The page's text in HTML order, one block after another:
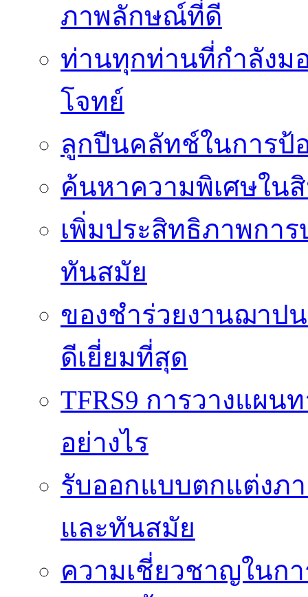
ภาพลักษณ์ที่ดี
ท่านทุกท่านที่กำลังม
โจทย์
ลูกปืนคลัทช์ในการป้
ค้นหาความพิเศษใน
เพิ่มประสิทธิภาพกา
ทันสมัย
ของชำร่วยงานฌาป
ดีเยี่ยมที่สุด
TFRS9 การวางแผน
อย่างไร
รับออกแบบตกแต่งภ
และทันสมัย
ความเชี่ยวชาญในก